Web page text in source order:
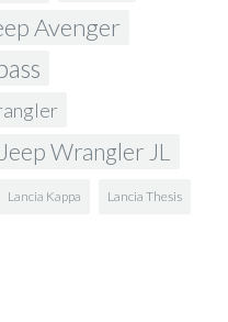
Avenger
Jeep Wrangler JL
Lancia Kappa Lancia Thesis